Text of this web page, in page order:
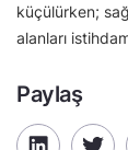
küçülürken;
alanları
Paylaş